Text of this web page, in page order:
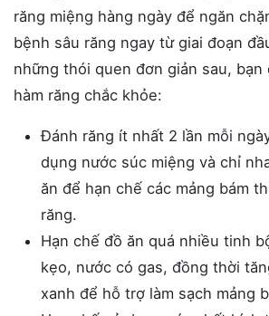
răng miệng hàng ngày để ngăn
bệnh sâu răng ngay từ giai đoạn
những thói quen đơn giản sau, bạn
hàm răng chắc khỏe:
Đánh răng ít nhất 2 lần mỗi
dụng nước súc miệng và chỉ
ăn để hạn chế các mảng bám
răng.
Hạn chế đồ ăn quá nhiều tinh
kẹo, nước có gas, đồng thời
xanh để hỗ trợ làm sạch mảng